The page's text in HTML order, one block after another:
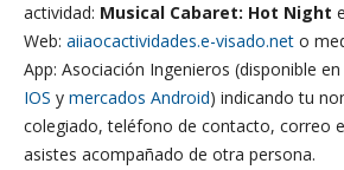
actividad: Musical Cabaret: Hot Night
Web: aiiaocactividades.e-visado.net o
App: Asociación Ingenieros (disponible en
IOS y mercados Android) indicando tu
colegiado, teléfono de contacto, correo
asistes acompañado de otra persona.